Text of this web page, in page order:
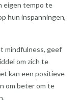
eigen tempo te
hun inspanningen,
mindfulness, geef
om zich te
kan een positieve
om beter om te